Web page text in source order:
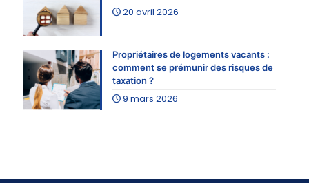
20 avril 2026
Propriétaires de logements vacants :
comment se prémunir des risques de
taxation ?
9 mars 2026